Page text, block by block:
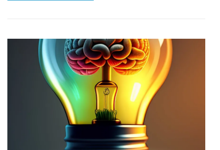
une
faible
estime
d’eux
même
?